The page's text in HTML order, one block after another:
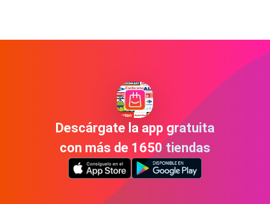
Descárgate la app gratuita
con más de 1650 tiendas